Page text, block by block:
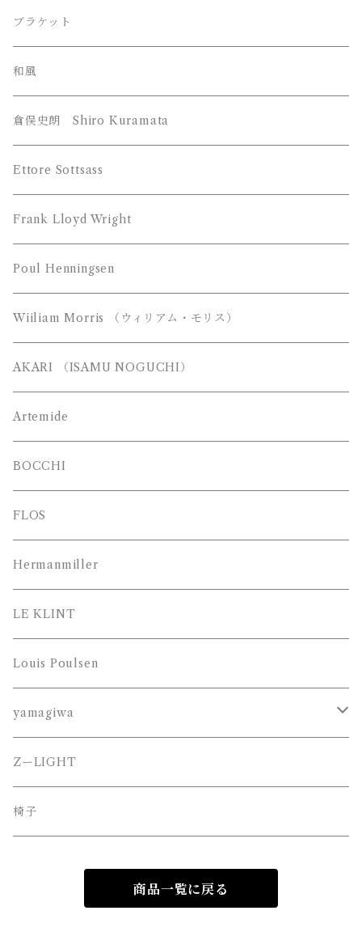
Louis Poulsen （ルイスポールセン）
William Morris （ウィリアム モリス）
YAMAGIWA （ヤマギワ）
JAKOBSSON （ヤコブソン）
MAYUHANA （マユハナ）
Z-Light （山田照明）
富士琺瑯（FUJI HORO）
都行燈（miyako andon）
Frank Lloyd Wright ﾌﾗﾝｸﾛｲﾄﾞﾗｲﾄ
ブラケット
和風
倉俣史朗 Shiro Kuramata
Ettore Sottsass
Frank Lloyd Wright
Poul Henningsen
Wiiliam Morris （ウィリアム・モリス）
AKARI （ISAMU NOGUCHI）
Artemide
BOCCHI
FLOS
Hermanmiller
LE KLINT
Louis Poulsen
yamagiwa
JAKOBSSON （ヤコブソン）
MAYUHANA （マユハナ）
ZーLIGHT
椅子
商品一覧に戻る